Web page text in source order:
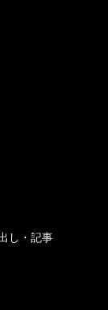
し・記事